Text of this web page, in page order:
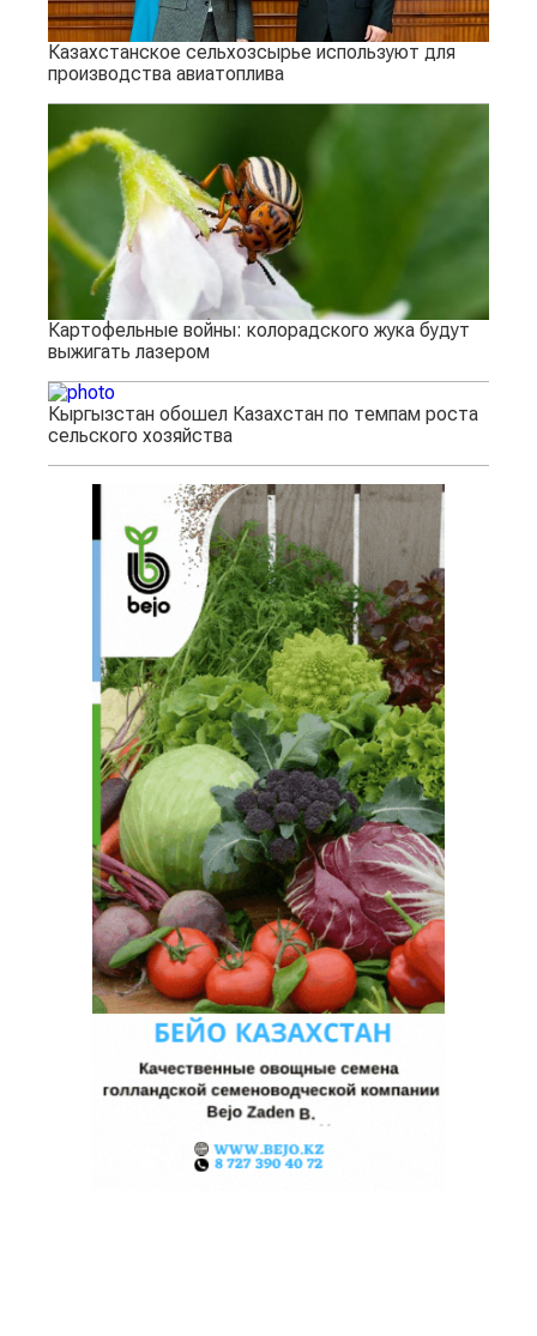
Казахстанское сельхозсырье используют для
производства авиатоплива
Картофельные войны: колорадского жука будут
выжигать лазером
Кыргызстан обошел Казахстан по темпам роста
сельского хозяйства